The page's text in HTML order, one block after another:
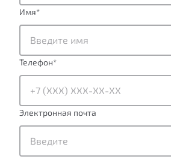
Имя*
Телефон*
Электронная почта